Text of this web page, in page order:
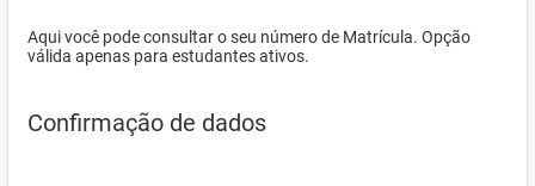
Aqui você pode consultar o seu número de Matrícula. Opção
válida apenas para estudantes ativos.
Confirmação de dados